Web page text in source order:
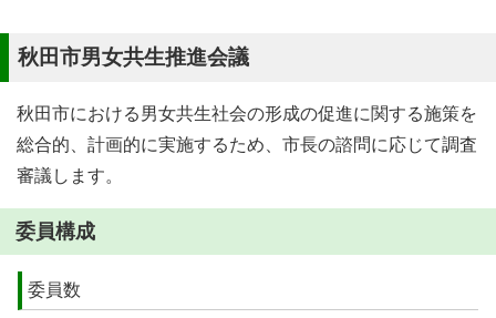
秋田市男女共生推進会議
秋田市における男女共生社会の形成の促進に関する施策を
総合的、計画的に実施するため、市長の諮問に応じて調査
審議します。
委員構成
委員数